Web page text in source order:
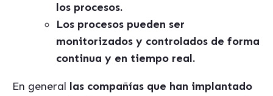
los procesos.
Los procesos pueden ser
monitorizados y controlados de forma
continua y en tiempo real.
En general las compañías que han implantado